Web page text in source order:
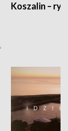
Koszalin –